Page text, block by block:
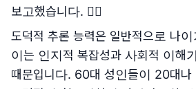
보고했습니다. 👨‍⚖️
도덕적 추론 능력은 일반적으로 나
이는 인지적 복잡성과 사회적 이해
때문입니다. 60대 성인들이 20대